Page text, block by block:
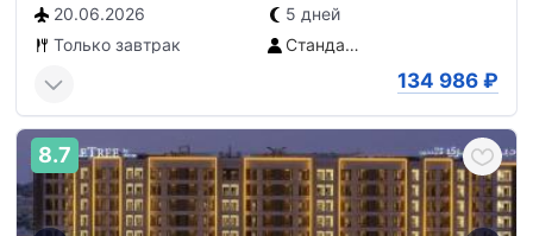
20.06.2026
5 дней
Только завтрак
Стандартный номер с видом на горы
134 986 ₽
8.7